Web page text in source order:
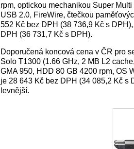
rpm, optickou mechanikou Super
USB 2.0, FireWire, čtečkou
552 Kč bez DPH (38 736,9 Kč s
DPH (36 731,7 Kč s DPH).
Doporučená koncová cena v ČR pro
Solo T1300 (1.66 GHz, 2 MB L2
GMA 950, HDD 80 GB 4200 rpm, OS
je 28 643 Kč bez DPH (34 085,2 Kč s
levnější.